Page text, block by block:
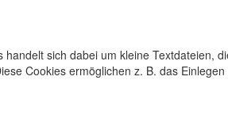
sich dabei um kleine Textdateien,
Cookies ermöglichen z. B. das